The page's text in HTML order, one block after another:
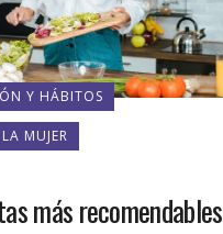
Y HÁBITOS
MUJER
más recomendables